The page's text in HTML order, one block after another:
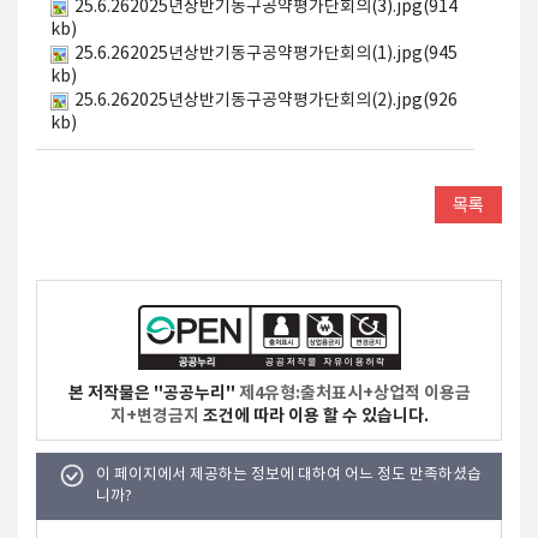
25.6.262025년상반기동구공약평가단회의(3).jpg(914
kb)
25.6.262025년상반기동구공약평가단회의(1).jpg(945
kb)
25.6.262025년상반기동구공약평가단회의(2).jpg(926
kb)
본 저작물은 "공공누리" 제4유형:출처표시+상업적 이용금
지+변경금지 조건에 따라 이용 할 수 있습니다.
이 페이지에서 제공하는 정보에 대하여 어느 정도 만족하셨습
니까?